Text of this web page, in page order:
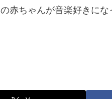
赤ちゃんが音楽好きに